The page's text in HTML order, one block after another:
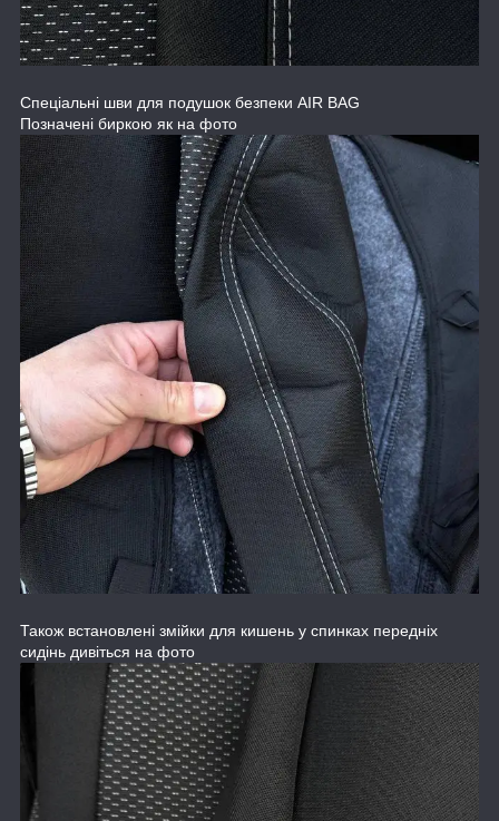
Спеціальні шви для подушок безпеки AIR BAG
Позначені биркою як на фото
Також встановлені змійки для кишень у спинках передніх
сидінь дивіться на фото